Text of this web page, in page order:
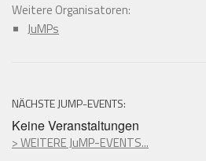
Weitere Organisatoren:
JuMPs
NÄCHSTE JUMP-EVENTS:
Keine Veranstaltungen
> WEITERE JuMP-EVENTS...